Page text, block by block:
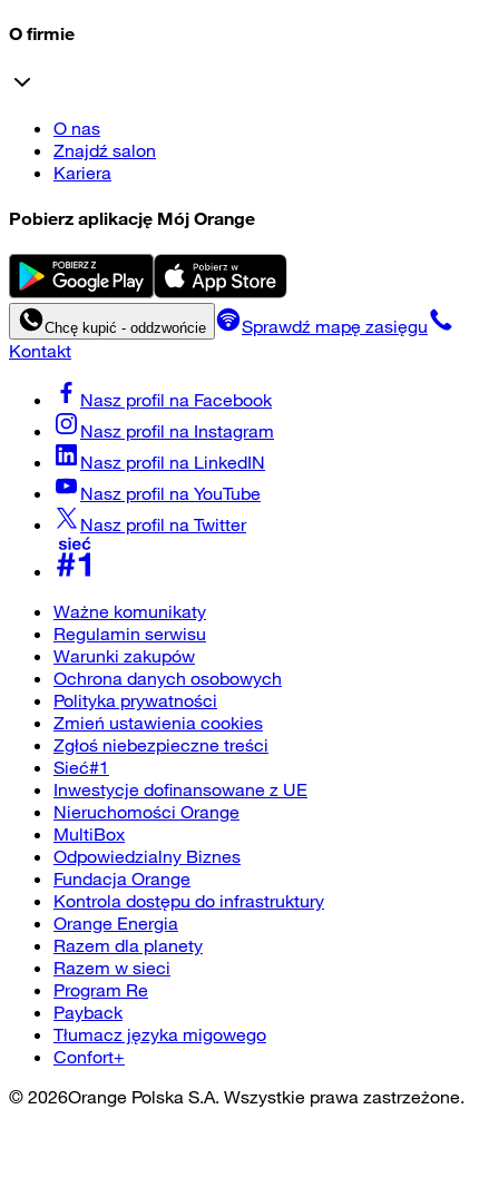
O firmie
O nas
Znajdź salon
Kariera
Pobierz aplikację Mój Orange
Chcę kupić - oddzwońcie
Sprawdź mapę zasięgu
Kontakt
Nasz profil na Facebook
Nasz profil na Instagram
Nasz profil na LinkedIN
Nasz profil na YouTube
Nasz profil na Twitter
Ważne komunikaty
Regulamin serwisu
Warunki zakupów
Ochrona danych osobowych
Polityka prywatności
Zmień ustawienia cookies
Zgłoś niebezpieczne treści
Sieć#1
Inwestycje dofinansowane z UE
Nieruchomości Orange
MultiBox
Odpowiedzialny Biznes
Fundacja Orange
Kontrola dostępu do infrastruktury
Orange Energia
Razem dla planety
Razem w sieci
Program Re
Payback
Tłumacz języka migowego
Confort+
© 2026Orange Polska S.A. Wszystkie prawa zastrzeżone.